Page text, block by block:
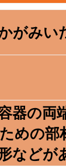
みい
器の両
めの部
など